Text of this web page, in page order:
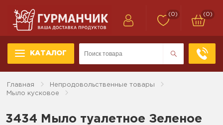
КАТАЛОГ
(0) (0)
Главная
Непродовольственные товары
Мыло кусковое
3434 Мыло туалетное Зеленое